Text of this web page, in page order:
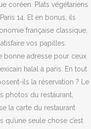
coréen. Plats végétariens
14. Et en bonus, ils
française classique,
vos papilles.
bonne adresse pour ceux
halal à paris. En tout
ils la réservation ? Le
photos du restaurant,
la carte du restaurant
seule chose c’est